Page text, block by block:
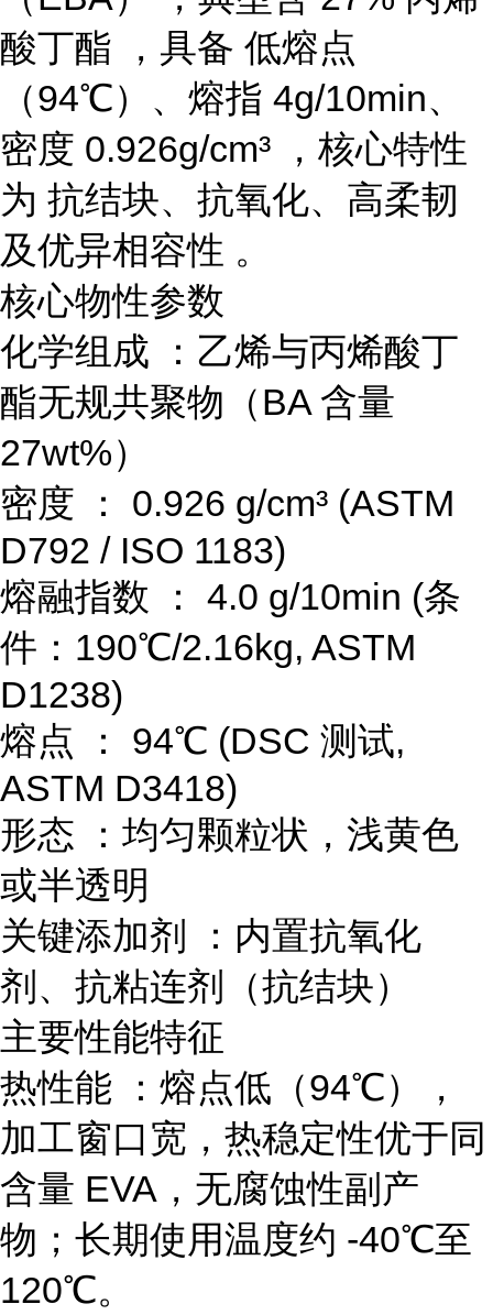
酸丁酯 ，具备 低熔点
（94℃）、熔指 4g/10min、
密度 0.926g/cm³ ，核心特性
为 抗结块、抗氧化、高柔韧
及优异相容性 。
核心物性参数
化学组成 ：乙烯与丙烯酸丁
酯无规共聚物（BA 含量
27wt%）
密度 ： 0.926 g/cm³ (ASTM
D792 / ISO 1183)
熔融指数 ： 4.0 g/10min (条
件：190℃/2.16kg, ASTM
D1238)
熔点 ： 94℃ (DSC 测试,
ASTM D3418)
形态 ：均匀颗粒状，浅黄色
或半透明
关键添加剂 ：内置抗氧化
剂、抗粘连剂（抗结块）
主要性能特征
热性能 ：熔点低（94℃），
加工窗口宽，热稳定性优于同
含量 EVA，无腐蚀性副产
物；长期使用温度约 -40℃至
120℃。